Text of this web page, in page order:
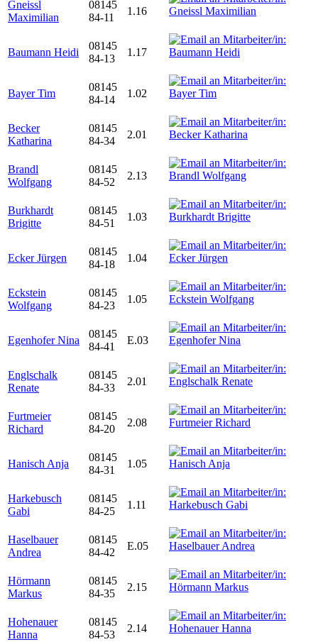
Gneissl
Maximilian
08145
84-11
1.16
Baumann Heidi
08145
84-13
1.17
Bayer Tim
08145
84-14
1.02
Becker
Katharina
08145
84-34
2.01
Brandl
Wolfgang
08145
84-52
2.13
Burkhardt
Brigitte
08145
84-51
1.03
Ecker Jürgen
08145
84-18
1.04
Eckstein
Wolfgang
08145
84-23
1.05
Egenhofer Nina
08145
84-41
E.03
Englschalk
Renate
08145
84-33
2.01
Furtmeier
Richard
08145
84-20
2.08
Hanisch Anja
08145
84-31
1.05
Harkebusch
Gabi
08145
84-25
1.11
Haselbauer
Andrea
08145
84-42
E.05
Hörmann
Markus
08145
84-35
2.15
Hohenauer
Hanna
08145
84-53
2.14